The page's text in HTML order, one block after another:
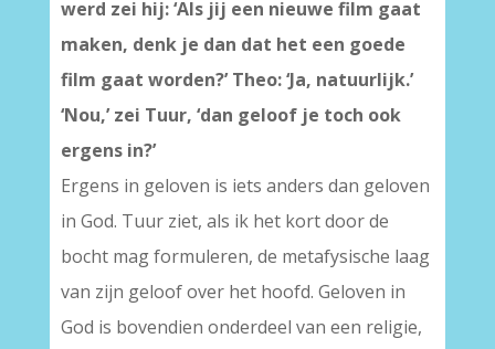
werd zei hij: ‘Als jij een nieuwe film gaat
maken, denk je dan dat het een goede
film gaat worden?’ Theo: ‘Ja, natuurlijk.’
‘Nou,’ zei Tuur, ‘dan geloof je toch ook
ergens in?’
Ergens in geloven is iets anders dan geloven
in God. Tuur ziet, als ik het kort door de
bocht mag formuleren, de metafysische laag
van zijn geloof over het hoofd. Geloven in
God is bovendien onderdeel van een religie,